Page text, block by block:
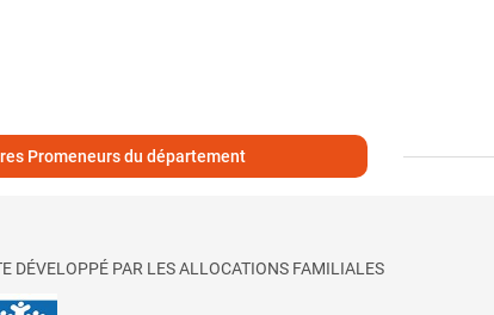
Promeneurs du département
DÉVELOPPÉ PAR LES ALLOCATIONS FAMILIALES